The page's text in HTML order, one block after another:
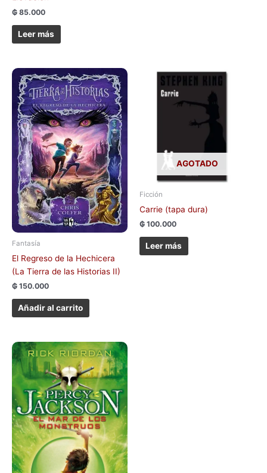
₲ 85.000
Leer más
Fantasía
El Regreso de la Hechicera
(La Tierra de las Historias II)
₲ 150.000
Añadir al carrito
AGOTADO
Ficción
Carrie (tapa dura)
₲ 100.000
Leer más